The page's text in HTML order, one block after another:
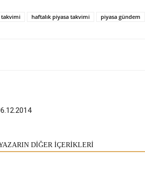
takvimi haftalık piyasa takvimi piyasa gündem
DİĞER İÇERİKLERİ